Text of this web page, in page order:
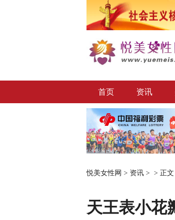
首页 资讯
悦美女性网 > 资讯 > > 正文
天王表小花